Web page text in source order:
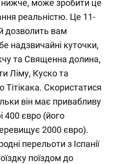
може зробити це
реальністю. Це 11-
дозволить вам
надзвичайні куточки,
та Священна долина,
Ліму, Куско та
Тітікака. Скористатися
він має привабливу
400 євро (його
2000 євро).
перельоти з Іспанії
поїздом до